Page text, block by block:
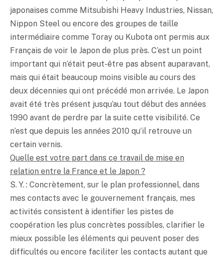
japonaises comme Mitsubishi Heavy Industries, Nissan,
Nippon Steel ou encore des groupes de taille
intermédiaire comme Toray ou Kubota ont permis aux
Français de voir le Japon de plus près. C’est un point
important qui n’était peut-être pas absent auparavant,
mais qui était beaucoup moins visible au cours des
deux décennies qui ont précédé mon arrivée. Le Japon
avait été très présent jusqu’au tout début des années
1990 avant de perdre par la suite cette visibilité. Ce
n’est que depuis les années 2010 qu’il retrouve un
certain vernis.
Quelle est votre part dans ce travail de mise en
relation entre la France et le Japon ?
S. Y. : Concrètement, sur le plan professionnel, dans
mes contacts avec le gouvernement français, mes
activités consistent à identifier les pistes de
coopération les plus concrètes possibles, clarifier le
mieux possible les éléments qui peuvent poser des
difficultés ou encore faciliter les contacts autant que